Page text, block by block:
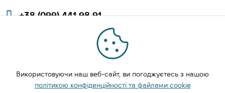
+38 (099) 441 98 91
+38 (097) 423 08 00
zachesa86@gmail.com
ЗАМОВИТИ ДЗВІНОК
Використовуючи наш веб-сайт, ви погоджуєтесь з нашою
політикою конфіденційності та файлами cookie